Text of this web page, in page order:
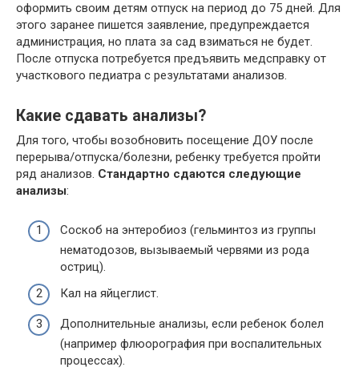
оформить своим детям отпуск на период до 75 дней. Для
этого заранее пишется заявление, предупреждается
администрация, но плата за сад взиматься не будет.
После отпуска потребуется предъявить медсправку от
участкового педиатра с результатами анализов.
Какие сдавать анализы?
Для того, чтобы возобновить посещение ДОУ после
перерыва/отпуска/болезни, ребенку требуется пройти
ряд анализов. Стандартно сдаются следующие
анализы:
Соскоб на энтеробиоз (гельминтоз из группы
нематодозов, вызываемый червями из рода
остриц).
Кал на яйцеглист.
Дополнительные анализы, если ребенок болел
(например флюорография при воспалительных
процессах).